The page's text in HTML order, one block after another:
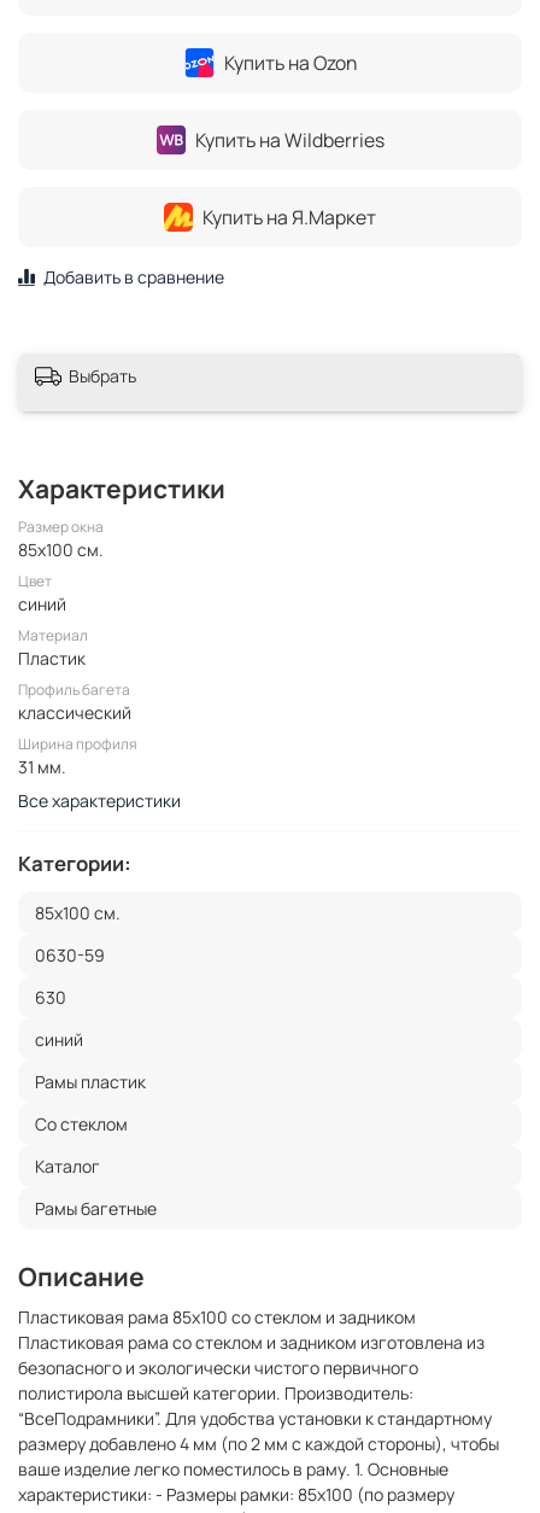
Купить на Ozon
Купить на Wildberries
Купить на Я.Маркет
Добавить в сравнение
Выбрать
Характеристики
Размер окна
85x100 см.
Цвет
синий
Материал
Пластик
Профиль багета
классический
Ширина профиля
31 мм.
Все характеристики
Категории:
85x100 см.
0630-59
630
синий
Рамы пластик
Со стеклом
Каталог
Рамы багетные
Описание
Пластиковая рама 85x100 со стеклом и задником
Пластиковая рама со стеклом и задником изготовлена из
безопасного и экологически чистого первичного
полистирола высшей категории. Производитель:
“ВсеПодрамники”. Для удобства установки к стандартному
размеру добавлено 4 мм (по 2 мм с каждой стороны), чтобы
ваше изделие легко поместилось в раму. 1. Основные
характеристики: - Размеры рамки: 85x100 (по размеру